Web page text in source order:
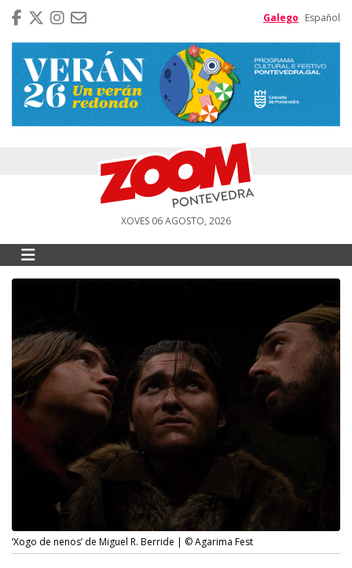
Galego Español
XOVES 06 AGOSTO, 2026
‘Xogo de nenos’ de Miguel R. Berride | © Agarima Fest